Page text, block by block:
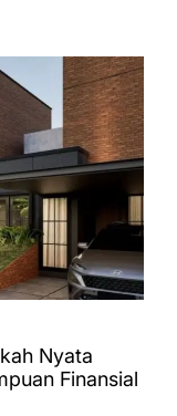
Nyata
Finansial